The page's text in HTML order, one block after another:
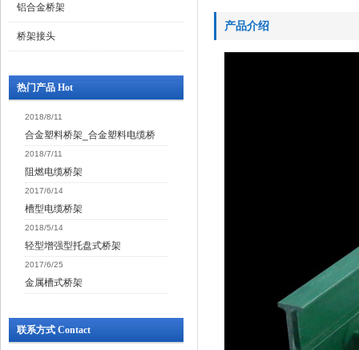
铝合金桥架
桥架接头
热门产品 Hot
2018/8/11
合金塑料桥架_合金塑料电缆桥
2018/7/11
阻燃电缆桥架
2017/6/14
槽型电缆桥架
2018/5/14
轻型增强型托盘式桥架
2017/6/25
金属槽式桥架
联系方式 Contact
产品介绍